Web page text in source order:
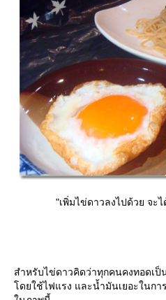
"เพิ่มไข่ดาวลงไปด้วย จะ
สำหรับไข่ดาวคิดว่าทุกคนคงทอดเป็
ดยใช้ไฟแรง และน้ำมันเยอะในกา